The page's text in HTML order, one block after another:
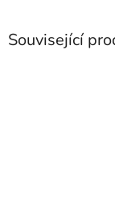
Související